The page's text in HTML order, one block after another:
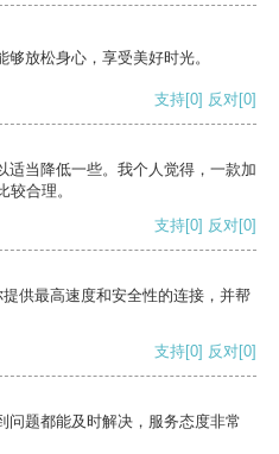
放松身心，享受美好时光。
支持[0] 反对[0]
适当降低一些。我个人觉得，一款加
合理。
支持[0] 反对[0]
供最高速度和安全性的连接，并帮
支持[0] 反对[0]
问题都能及时解决，服务态度非常